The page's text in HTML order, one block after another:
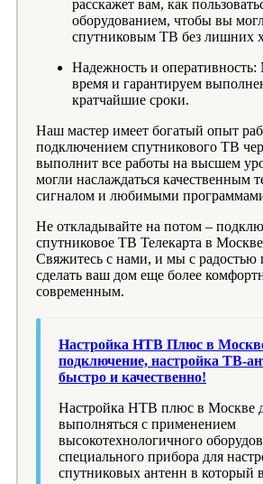
расскажет вам, как
оборудованием, чтобы вы
спутниковым ТВ без лишних
Надежность и
время и гарантируем
кратчайшие сроки.
Наш мастер имеет богатый опыт
подключением спутникового ТВ
выполнит все работы на высшем
могли наслаждаться качественным
сигналом и любимыми
Не откладывайте на потом –
спутниковое ТВ Телекарта в
Свяжитесь с нами, и мы с
сделать ваш дом еще более
современным.
Настройка НТВ Плюс в
подключение, настройка ТВ-
быстро и качественно!
Настройка НТВ плюс в Москве
выполняться с применением
высокотехнологичного
специального прибора для
спутниковых антенн в который